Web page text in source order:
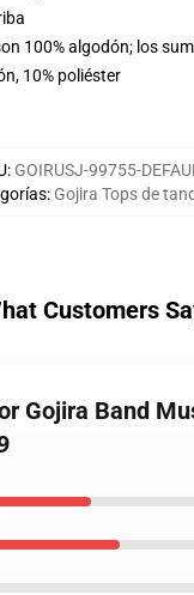
100% algodón; los
10% poliéster
: GOIRUSJ-99755-
: Gojira Tops de
Customers
Gojira Band